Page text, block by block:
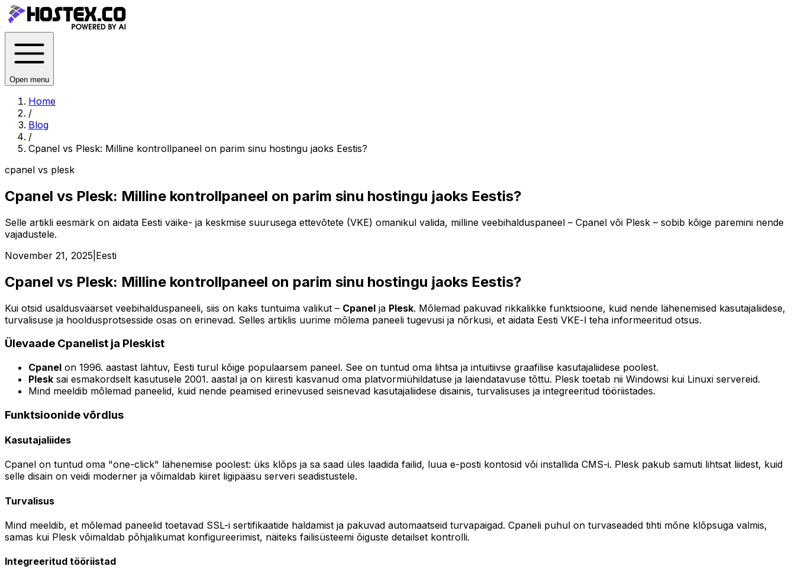
Open menu
Home
/
Blog
/
Cpanel vs Plesk: Milline kontrollpaneel on parim sinu hostingu jaoks Eestis?
cpanel vs plesk
Cpanel vs Plesk: Milline kontrollpaneel on parim sinu hostingu jaoks Eestis?
Selle artikli eesmärk on aidata Eesti väike- ja keskmise suurusega ettevõtete (VKE) omanikul valida, milline veebihalduspaneel – Cpanel või Plesk – sobib kõige paremini nende
vajadustele.
November 21, 2025 Eesti
Cpanel vs Plesk: Milline kontrollpaneel on parim sinu hostingu jaoks Eestis?
Kui otsid usaldusväärset veebihalduspaneeli, siis on kaks tuntuima valikut – Cpanel ja Plesk. Mõlemad pakuvad rikkalikke funktsioone, kuid nende lähenemised kasutajaliidese,
turvalisuse ja hooldusprotsesside osas on erinevad. Selles artiklis uurime mõlema paneeli tugevusi ja nõrkusi, et aidata Eesti VKE-l teha informeeritud otsus.
Ülevaade Cpanelist ja Pleskist
Cpanel on 1996. aastast lähtuv, Eesti turul kõige populaarsem paneel. See on tuntud oma lihtsa ja intuitiivse graafilise kasutajaliidese poolest.
Plesk sai esmakordselt kasutusele 2001. aastal ja on kiiresti kasvanud oma platvormiühildatuse ja laiendatavuse tõttu. Plesk toetab nii Windowsi kui Linuxi servereid.
Mind meeldib mõlemad paneelid, kuid nende peamised erinevused seisnevad kasutajaliidese disainis, turvalisuses ja integreeritud tööriistades.
Funktsioonide võrdlus
Kasutajaliides
Cpanel on tuntud oma "one-click" lähenemise poolest: üks klõps ja sa saad üles laadida failid, luua e-posti kontosid või installida CMS-i. Plesk pakub samuti lihtsat liidest, kuid
selle disain on veidi moderner ja võimaldab kiiret ligipääsu serveri seadistustele.
Turvalisus
Mind meeldib, et mõlemad paneelid toetavad SSL-i sertifikaatide haldamist ja pakuvad automaatseid turvapaigad. Cpaneli puhul on turvaseaded tihti mõne klõpsuga valmis,
samas kui Plesk võimaldab põhjalikumat konfigureerimist, näiteks failisüsteemi õiguste detailset kontrolli.
Integreeritud tööriistad